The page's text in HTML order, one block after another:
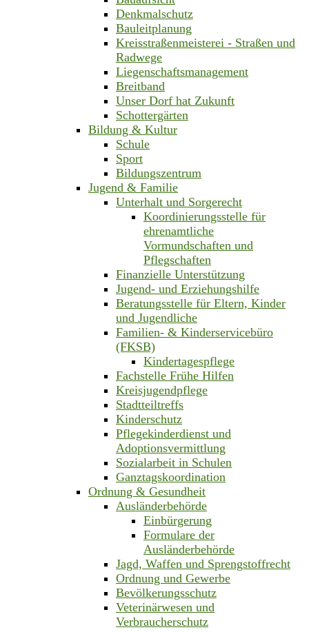
Denkmalschutz
Bauleitplanung
Kreisstraßenmeisterei - Straßen und
Radwege
Liegenschaftsmanagement
Breitband
Unser Dorf hat Zukunft
Schottergärten
Bildung & Kultur
Schule
Sport
Bildungszentrum
Jugend & Familie
Unterhalt und Sorgerecht
Koordinierungsstelle für
ehrenamtliche
Vormundschaften und
Pflegschaften
Finanzielle Unterstützung
Jugend- und Erziehungshilfe
Beratungsstelle für Eltern, Kinder
und Jugendliche
Familien- & Kinderservicebüro
(FKSB)
Kindertagespflege
Fachstelle Frühe Hilfen
Kreisjugendpflege
Stadtteiltreffs
Kinderschutz
Pflegekinderdienst und
Adoptionsvermittlung
Sozialarbeit in Schulen
Ganztagskoordination
Ordnung & Gesundheit
Ausländerbehörde
Einbürgerung
Formulare der
Ausländerbehörde
Jagd, Waffen und Sprengstoffrecht
Ordnung und Gewerbe
Bevölkerungsschutz
Veterinärwesen und
Verbraucherschutz